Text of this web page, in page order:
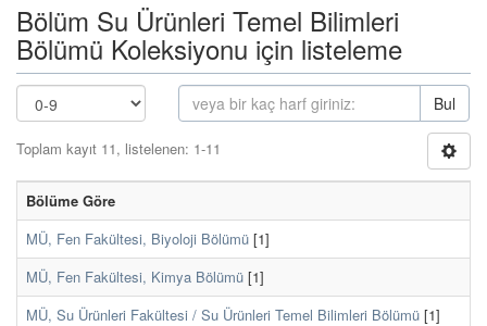
Bölüm Su Ürünleri Temel Bilimleri
Bölümü Koleksiyonu için listeleme
Bul
Toplam kayıt 11, listelenen: 1-11
Bölüme Göre
MÜ, Fen Fakültesi, Biyoloji Bölümü [1]
MÜ, Fen Fakültesi, Kimya Bölümü [1]
MÜ, Su Ürünleri Fakültesi / Su Ürünleri Temel Bilimleri Bölümü [1]